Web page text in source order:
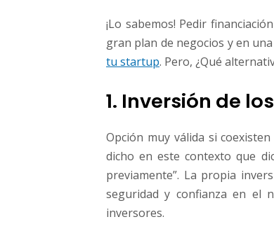
¡Lo sabemos! Pedir
gran plan de negocios y en
tu startup. Pero, ¿Qué
1. Inversión de
Opción muy válida si
dicho en este contexto que
previamente”. La propia
seguridad y confianza en el
inversores.